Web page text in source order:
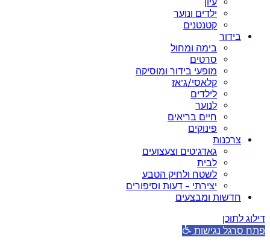
ילדים ונוער
קטנטנים
בידור
בימה ומחול
סרטים
מופעי בידור ומוסיקה
קלאסי/ג’אז
לילדים
לנוער
חיים בריאים
פינוקים
צרכנות
גאדג’טים וצעצועים
לבית
לשטח ולחיק הטבע
יצירתי – דעות וסיפורים
חדשות ומבצעים
דילוג לתוכן
פתח סרגל נגישות